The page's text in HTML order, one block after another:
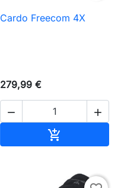
Cardo Freecom 4X
279,99 €
 
